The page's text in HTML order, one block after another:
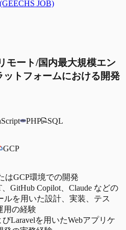
JOB)
モート/国内最大規模エン
ットフォームにおける開発
PHP SQL
GCP
はGCP環境での開発
、GitHub Copilot、Claude などの
ルを用いた設計、実装、テス
用の経験
びLaravelを用いたWebアプリケ